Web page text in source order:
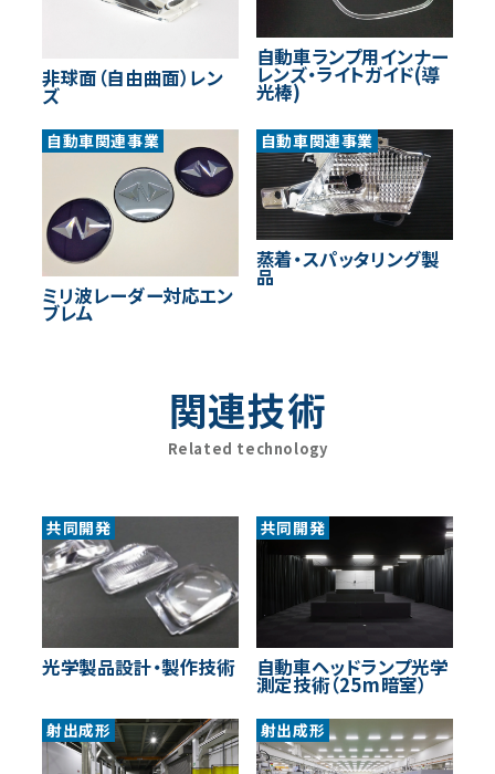
非球面（自由曲面）レン
ズ
自動車ランプ用インナー
レンズ・ライトガイド(導
光棒)
自動車関連事業
ミリ波レーダー対応エン
ブレム
自動車関連事業
蒸着・スパッタリング製
品
関連技術
Related technology
共同開発
光学製品設計・製作技術
共同開発
自動車ヘッドランプ光学
測定技術（25m暗室）
射出成形 射出成形